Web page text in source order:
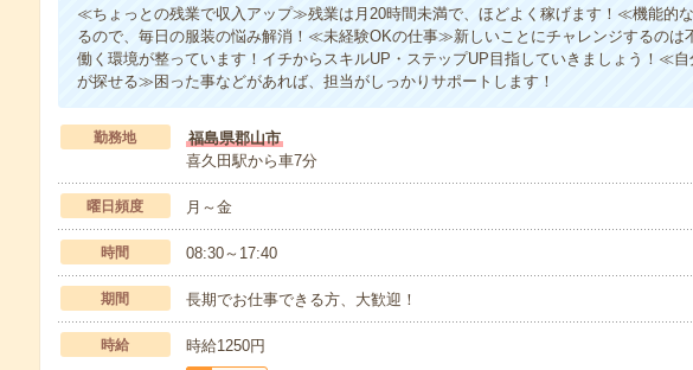
≪ちょっとの残業で収入アップ≫残業は月20時間未満で、ほどよく稼げます！≪機能的
るので、毎日の服装の悩み解消！≪未経験OKの仕事≫新しいことにチャレンジするのは
働く環境が整っています！イチからスキルUP・ステップUP目指していきましょう！≪
が探せる≫困った事などがあれば、担当がしっかりサポートします！
勤務地
福島県郡山市
喜久田駅から車7分
曜日頻度 月～金
時間 08:30～17:40
期間 長期でお仕事できる方、大歓迎！
時給 時給1250円